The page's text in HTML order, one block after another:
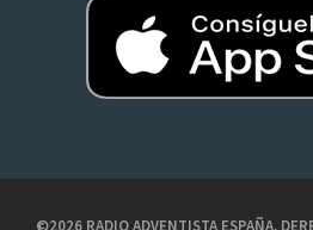
©2026 RADIO ADVENTISTA ESPAÑA.